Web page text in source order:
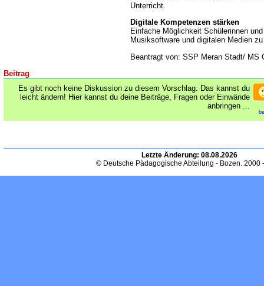
Unterricht.
Digitale Kompetenzen stärken
Einfache Möglichkeit Schülerinnen
Musiksoftware und digitalen Medien
Beantragt von: SSP Meran Stadt/ MS
Beitrag
Es gibt noch keine Diskussion zu diesem Vorschlag. Das kannst du
leicht ändern! Hier kannst du deine Beiträge, Fragen oder Einwände
anbringen ...
Letzte Änderung: 08.08.2026
© Deutsche Pädagogische Abteilung - Bozen. 2000